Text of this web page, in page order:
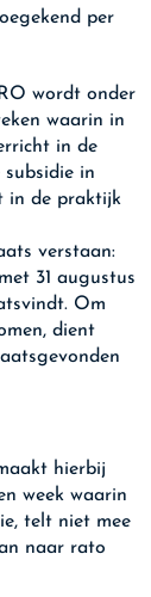
per
wordt onder
waarin in
in de
in
in de praktijk
verstaan:
31 augustus
Om
dient
hierbij
week waarin
telt niet mee
naar rato